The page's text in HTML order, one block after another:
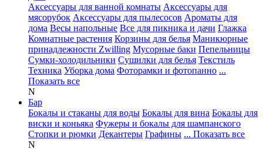
Аксессуары для ванной комнаты Аксессуары для
мясорубок Аксессуары для пылесосов Ароматы для
дома Весы напольные Все для пикника и дачи Глажка
Комнатные растения Корзины для белья Маникюрные
принадлежности Zwilling Мусорные баки Пепельницы
Сумки-холодильники Сушилки для белья Текстиль
Техника Уборка дома Фоторамки и фотопанно ...
Показать все
N
Бар
Бокалы и стаканы для воды Бокалы для вина Бокалы для
виски и коньяка Фужеры и бокалы для шампанского
Стопки и рюмки Декантеры Графины ... Показать все
N